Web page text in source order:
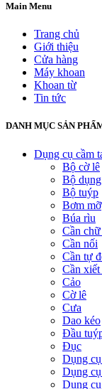
Main Menu
Trang chủ
Giới thiệu
Cửa hàng
Máy khoan
Khoan từ
Tin tức
DANH MỤC SẢN
Dụng cụ cầm
Bộ cờ lê
Bộ
Bộ tuýp
Bơm mỡ
Búa rìu
Cần
Cần nối
Cần tự
Cần
Cảo
Cờ lê
Cưa
Dao kéo
Đầu
Đục
Dụng
Dụng
Dụng